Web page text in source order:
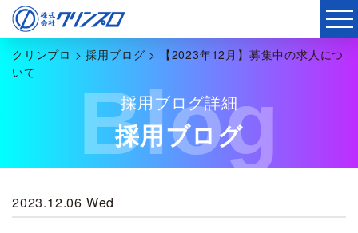
Blog
クリンプロ >採用ブログ>
【2023年12月】募集中の求人につ
いて
採用ブログ詳細
採用ブログ
2023.12.06 Wed